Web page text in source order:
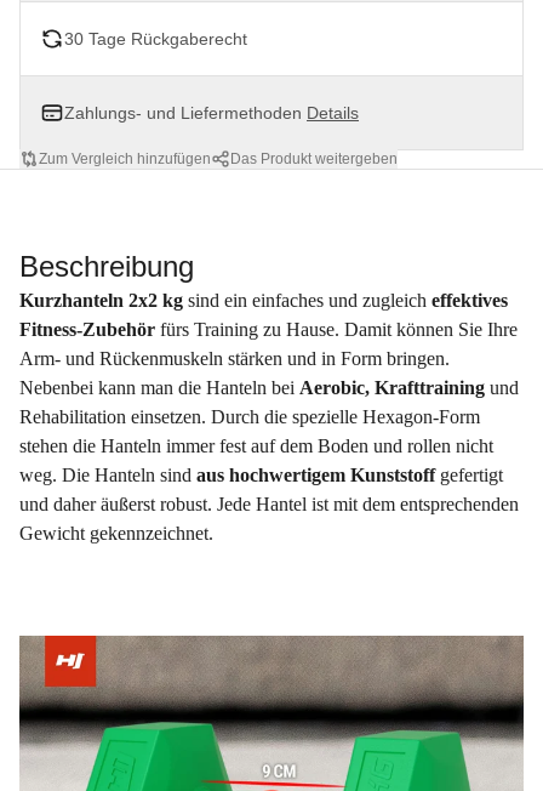
30 Tage Rückgaberecht
Zahlungs- und Liefermethoden Details
Zum Vergleich hinzufügen Das Produkt weitergeben
Beschreibung
Kurzhanteln 2x2 kg sind ein einfaches und zugleich effektives
Fitness-Zubehör fürs Training zu Hause. Damit können Sie Ihre
Arm- und Rückenmuskeln stärken und in Form bringen.
Nebenbei kann man die Hanteln bei Aerobic, Krafttraining und
Rehabilitation einsetzen. Durch die spezielle Hexagon-Form
stehen die Hanteln immer fest auf dem Boden und rollen nicht
weg. Die Hanteln sind aus hochwertigem Kunststoffgefertigt
und daher äußerst robust. Jede Hantel ist mit dem entsprechenden
Gewicht gekennzeichnet.